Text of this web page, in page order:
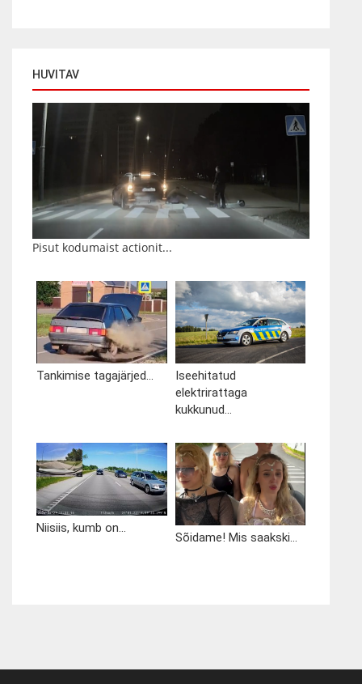
HUVITAV
Pisut kodumaist actionit...
Tankimise tagajärjed...
Iseehitatud
elektrirattaga
kukkunud...
Niisiis, kumb on...
Sõidame! Mis saakski...